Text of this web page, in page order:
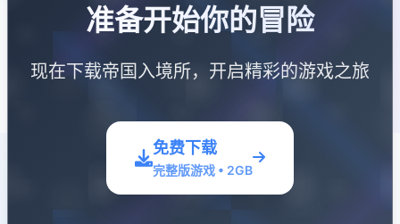
准备开始你的冒险
现在下载帝国入境所，开启精彩的游戏之旅
免费下载
完整版游戏 • 2GB